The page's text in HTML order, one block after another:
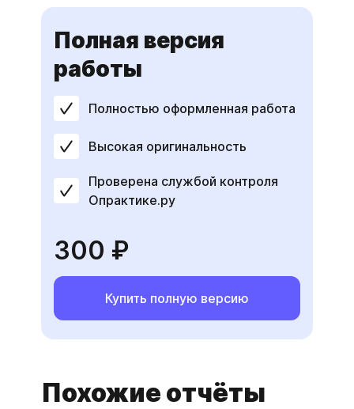
Полная версия
работы
Полностью оформленная работа
Высокая оригинальность
Проверена службой контроля
Опрактике.ру
300 ₽
Купить полную версию
Похожие отчёты